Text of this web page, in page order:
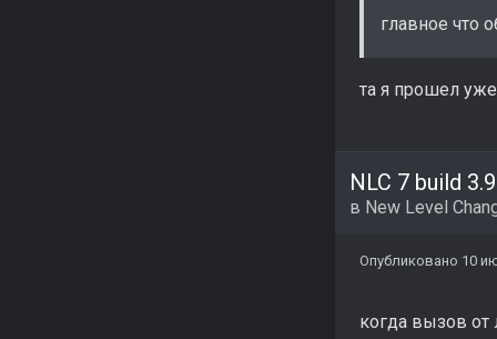
главное что
та я прошел
NLC 7 build
в New Level
Опубликовано 10
когда вызов от